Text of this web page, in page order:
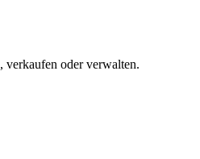
oder verwalten.